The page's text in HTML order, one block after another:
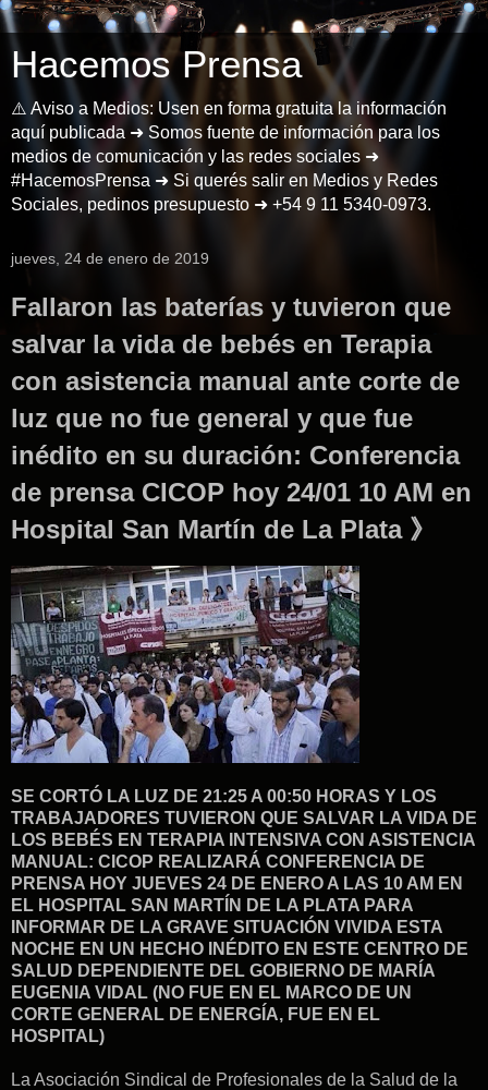
Hacemos Prensa
⚠️ Aviso a Medios: Usen en forma gratuita la información
aquí publicada ➜ Somos fuente de información para los
medios de comunicación y las redes sociales ➜
#HacemosPrensa ➜ Si querés salir en Medios y Redes
Sociales, pedinos presupuesto ➜ +54 9 11 5340-0973.
jueves, 24 de enero de 2019
Fallaron las baterías y tuvieron que
salvar la vida de bebés en Terapia
con asistencia manual ante corte de
luz que no fue general y que fue
inédito en su duración: Conferencia
de prensa CICOP hoy 24/01 10 AM en
Hospital San Martín de La Plata 》
SE CORTÓ LA LUZ DE 21:25 A 00:50 HORAS Y LOS
TRABAJADORES TUVIERON QUE SALVAR LA VIDA DE
LOS BEBÉS EN TERAPIA INTENSIVA CON ASISTENCIA
MANUAL: CICOP REALIZARÁ CONFERENCIA DE
PRENSA HOY JUEVES 24 DE ENERO A LAS 10 AM EN
EL HOSPITAL SAN MARTÍN DE LA PLATA PARA
INFORMAR DE LA GRAVE SITUACIÓN VIVIDA ESTA
NOCHE EN UN HECHO INÉDITO EN ESTE CENTRO DE
SALUD DEPENDIENTE DEL GOBIERNO DE MARÍA
EUGENIA VIDAL (NO FUE EN EL MARCO DE UN
CORTE GENERAL DE ENERGÍA, FUE EN EL
HOSPITAL)
La Asociación Sindical de Profesionales de la Salud de la